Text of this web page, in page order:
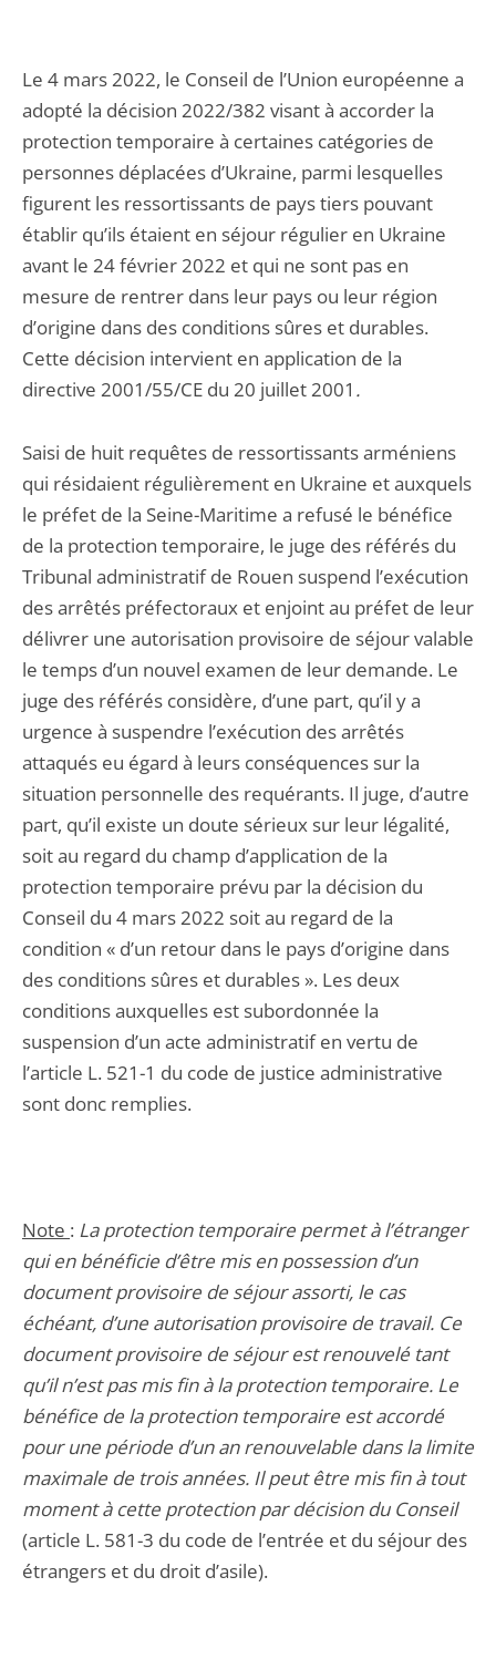
Le 4 mars 2022, le Conseil de l’Union européenne a
adopté la décision 2022/382 visant à accorder la
protection temporaire à certaines catégories de
personnes déplacées d’Ukraine, parmi lesquelles
figurent les ressortissants de pays tiers pouvant
établir qu’ils étaient en séjour régulier en Ukraine
avant le 24 février 2022 et qui ne sont pas en
mesure de rentrer dans leur pays ou leur région
d’origine dans des conditions sûres et durables.
Cette décision intervient en application de la
directive 2001/55/CE du 20 juillet 2001 .
Saisi de huit requêtes de ressortissants arméniens
qui résidaient régulièrement en Ukraine et auxquels
le préfet de la Seine-Maritime a refusé le bénéfice
de la protection temporaire, le juge des référés du
Tribunal administratif de Rouen suspend l’exécution
des arrêtés préfectoraux et enjoint au préfet de leur
délivrer une autorisation provisoire de séjour valable
le temps d’un nouvel examen de leur demande. Le
juge des référés considère, d’une part, qu’il y a
urgence à suspendre l’exécution des arrêtés
attaqués eu égard à leurs conséquences sur la
situation personnelle des requérants. Il juge, d’autre
part, qu’il existe un doute sérieux sur leur légalité,
soit au regard du champ d’application de la
protection temporaire prévu par la décision du
Conseil du 4 mars 2022 soit au regard de la
condition « d’un retour dans le pays d’origine dans
des conditions sûres et durables ». Les deux
conditions auxquelles est subordonnée la
suspension d’un acte administratif en vertu de
l’article L. 521-1 du code de justice administrative
sont donc remplies.
Note : La protection temporaire permet à l’étranger
qui en bénéficie d’être mis en possession d’un
document provisoire de séjour assorti, le cas
échéant, d’une autorisation provisoire de travail. Ce
document provisoire de séjour est renouvelé tant
qu’il n’est pas mis fin à la protection temporaire. Le
bénéfice de la protection temporaire est accordé
pour une période d’un an renouvelable dans la limite
maximale de trois années. Il peut être mis fin à tout
moment à cette protection par décision du Conseil
(article L. 581-3 du code de l’entrée et du séjour des
étrangers et du droit d’asile).